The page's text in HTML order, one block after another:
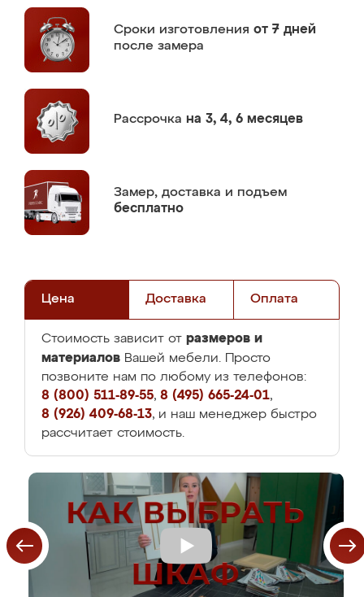
Сроки изготовления от 7 дней
после замера
Рассрочка на 3, 4, 6 месяцев
Замер, доставка и подъем
бесплатно
Цена Доставка Оплата
Стоимость зависит от размеров и
материалов Вашей мебели. Просто
позвоните нам по любому из телефонов:
8 (800) 511-89-55, 8 (495) 665-24-01,
8 (926) 409-68-13, и наш менеджер быстро
рассчитает стоимость.